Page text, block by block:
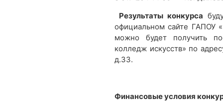
Результаты конкурса
официальном сайте ГАПОУ
можно будет получить
колледж искусств» по
д.33.
Финансовые условия